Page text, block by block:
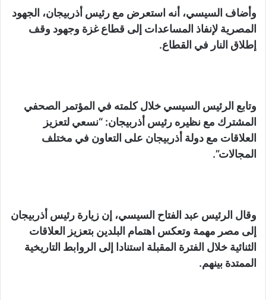
وأضاف السيسي، أنه استعرض مع رئيس أذربيجان، الجهود
المصرية لإنفاذ المساعدات إلى قطاع غزة وجهود وقف
إطلاق النار في القطاع.
وتابع الرئيس السيسي خلال كلمته في المؤتمر الصحفي
المشترك مع نظيره رئيس أذربيجان: “نسعي لتعزيز
العلاقات مع دولة أذربيجان على التعاون في مختلف
المجالات”.
وقال الرئيس عبد الفتاح السيسي، إن زيارة رئيس أذربيجان
إلى مصر مهمة وتعكس اهتمام البلدين بتعزيز العلاقات
الثنائية خلال الفترة المقبلة استنادا إلى الروابط التاريخية
الممتدة بينهم.